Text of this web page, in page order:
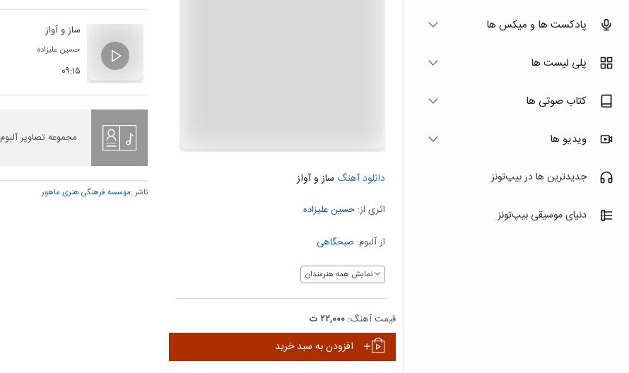
پادکست ها و میکس ها
پلی لیست ها
کتاب صوتی ها
ویدیو ها
جدیدترین ها در بیپ‌تونز
دنیای موسیقی بیپ‌تونز
دانلود آهنگ ساز و آواز
اثری از: حسین علیزاده
از آلبوم: صبحگاهی
نمایش همه هنرمندان
قیمت آهنگ: ۲۲,۰۰۰ ت
افزودن به سبد خرید
ساز و آواز
حسین علیزاده
۰۹:۱۵
مجموعه تصاویر آلبوم
ناشر :موسسه فرهنگی هنری ماهور